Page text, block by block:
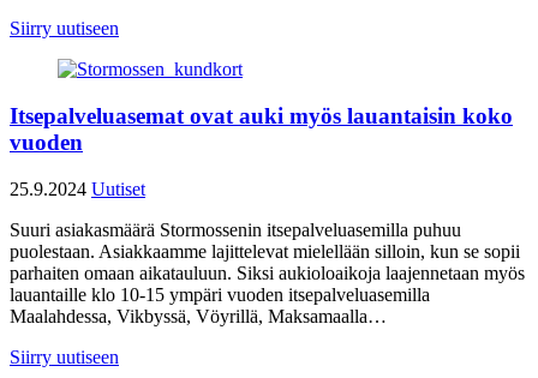
Siirry uutiseen
Itsepalveluasemat ovat auki myös lauantaisin koko
vuoden
25.9.2024 Uutiset
Suuri asiakasmäärä Stormossenin itsepalveluasemilla puhuu
puolestaan. Asiakkaamme lajittelevat mielellään silloin, kun se sopii
parhaiten omaan aikatauluun. Siksi aukioloaikoja laajennetaan myös
lauantaille klo 10-15 ympäri vuoden itsepalveluasemilla
Maalahdessa, Vikbyssä, Vöyrillä, Maksamaalla…
Siirry uutiseen